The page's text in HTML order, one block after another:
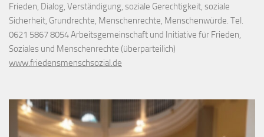
Frieden, Dialog, Verständigung, soziale Gerechtigkeit, soziale
Sicherheit, Grundrechte, Menschenrechte, Menschenwürde. Tel.
0621 5867 8054 Arbeitsgemeinschaft und Initiative für Frieden,
Soziales und Menschenrechte (überparteilich)
www.friedensmenschsozial.de